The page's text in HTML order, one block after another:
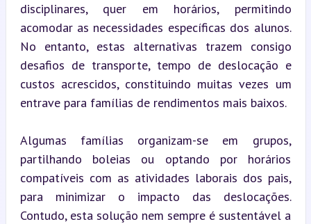
disciplinares, quer em horários, permitindo
acomodar as necessidades específicas dos alunos.
No entanto, estas alternativas trazem consigo
desafios de transporte, tempo de deslocação e
custos acrescidos, constituindo muitas vezes um
entrave para famílias de rendimentos mais baixos.
Algumas famílias organizam-se em grupos,
partilhando boleias ou optando por horários
compatíveis com as atividades laborais dos pais,
para minimizar o impacto das deslocações.
Contudo, esta solução nem sempre é sustentável a